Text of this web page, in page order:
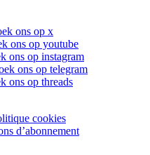
ons op x
ons op youtube
ons op instagram
ons op telegram
ons op threads
cookies
d’abonnement